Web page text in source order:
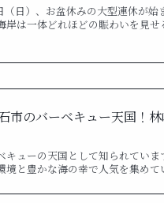
（日）、お盆休みの大型連休が
岸は一体どれほどの賑わいを見
市のバーベキュー天国！
キューの天国として知られてい
境と豊かな海の幸で人気を集め